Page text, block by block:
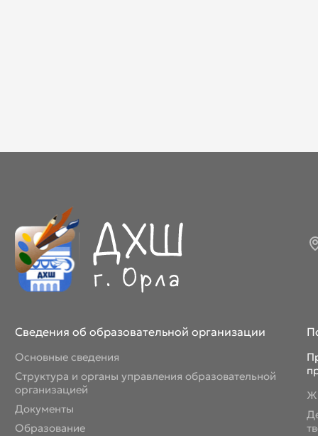
Сведения об образовательной организации
Основные сведения
Структура и органы управления образовательной
организацией
Документы
Образование